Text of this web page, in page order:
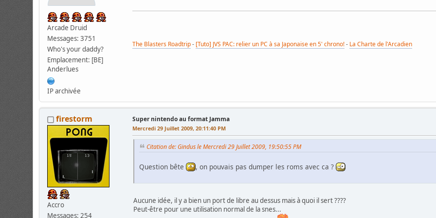
Arcade Druid
Messages: 3751
Who's your daddy?
Emplacement: [BE]
Anderlues
IP archivée
The Blasters Roadtrip- [Tuto] JVS PAC: relier un PC à sa Japonaise en 5' chrono!- La Charte de l'Arcadien
firestorm
Accro
Messages: 254
Super nintendo au format Jamma
Mercredi 29 Juillet 2009, 20:11:40 PM
Citation de: Gindus le Mercredi 29 Juillet 2009, 19:50:55 PM
Question bête , on pouvais pas dumper les roms avec ca ?
Aucune idée, il y a bien un port de libre au dessus mais à quoi il sert ????
Peut-être pour une utilisation normal de la snes...